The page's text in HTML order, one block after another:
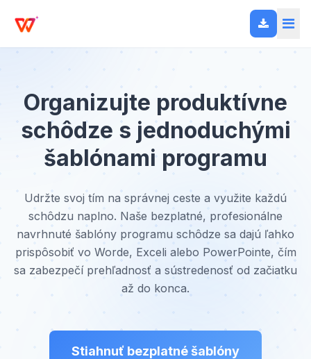
Organizujte produktívne
schôdze s jednoduchými
šablónami programu
Udržte svoj tím na správnej ceste a využite každú
schôdzu naplno. Naše bezplatné, profesionálne
navrhnuté šablóny programu schôdze sa dajú ľahko
prispôsobiť vo Worde, Exceli alebo PowerPointe, čím
sa zabezpečí prehľadnosť a sústredenosť od začiatku
až do konca.
Stiahnuť bezplatné šablóny